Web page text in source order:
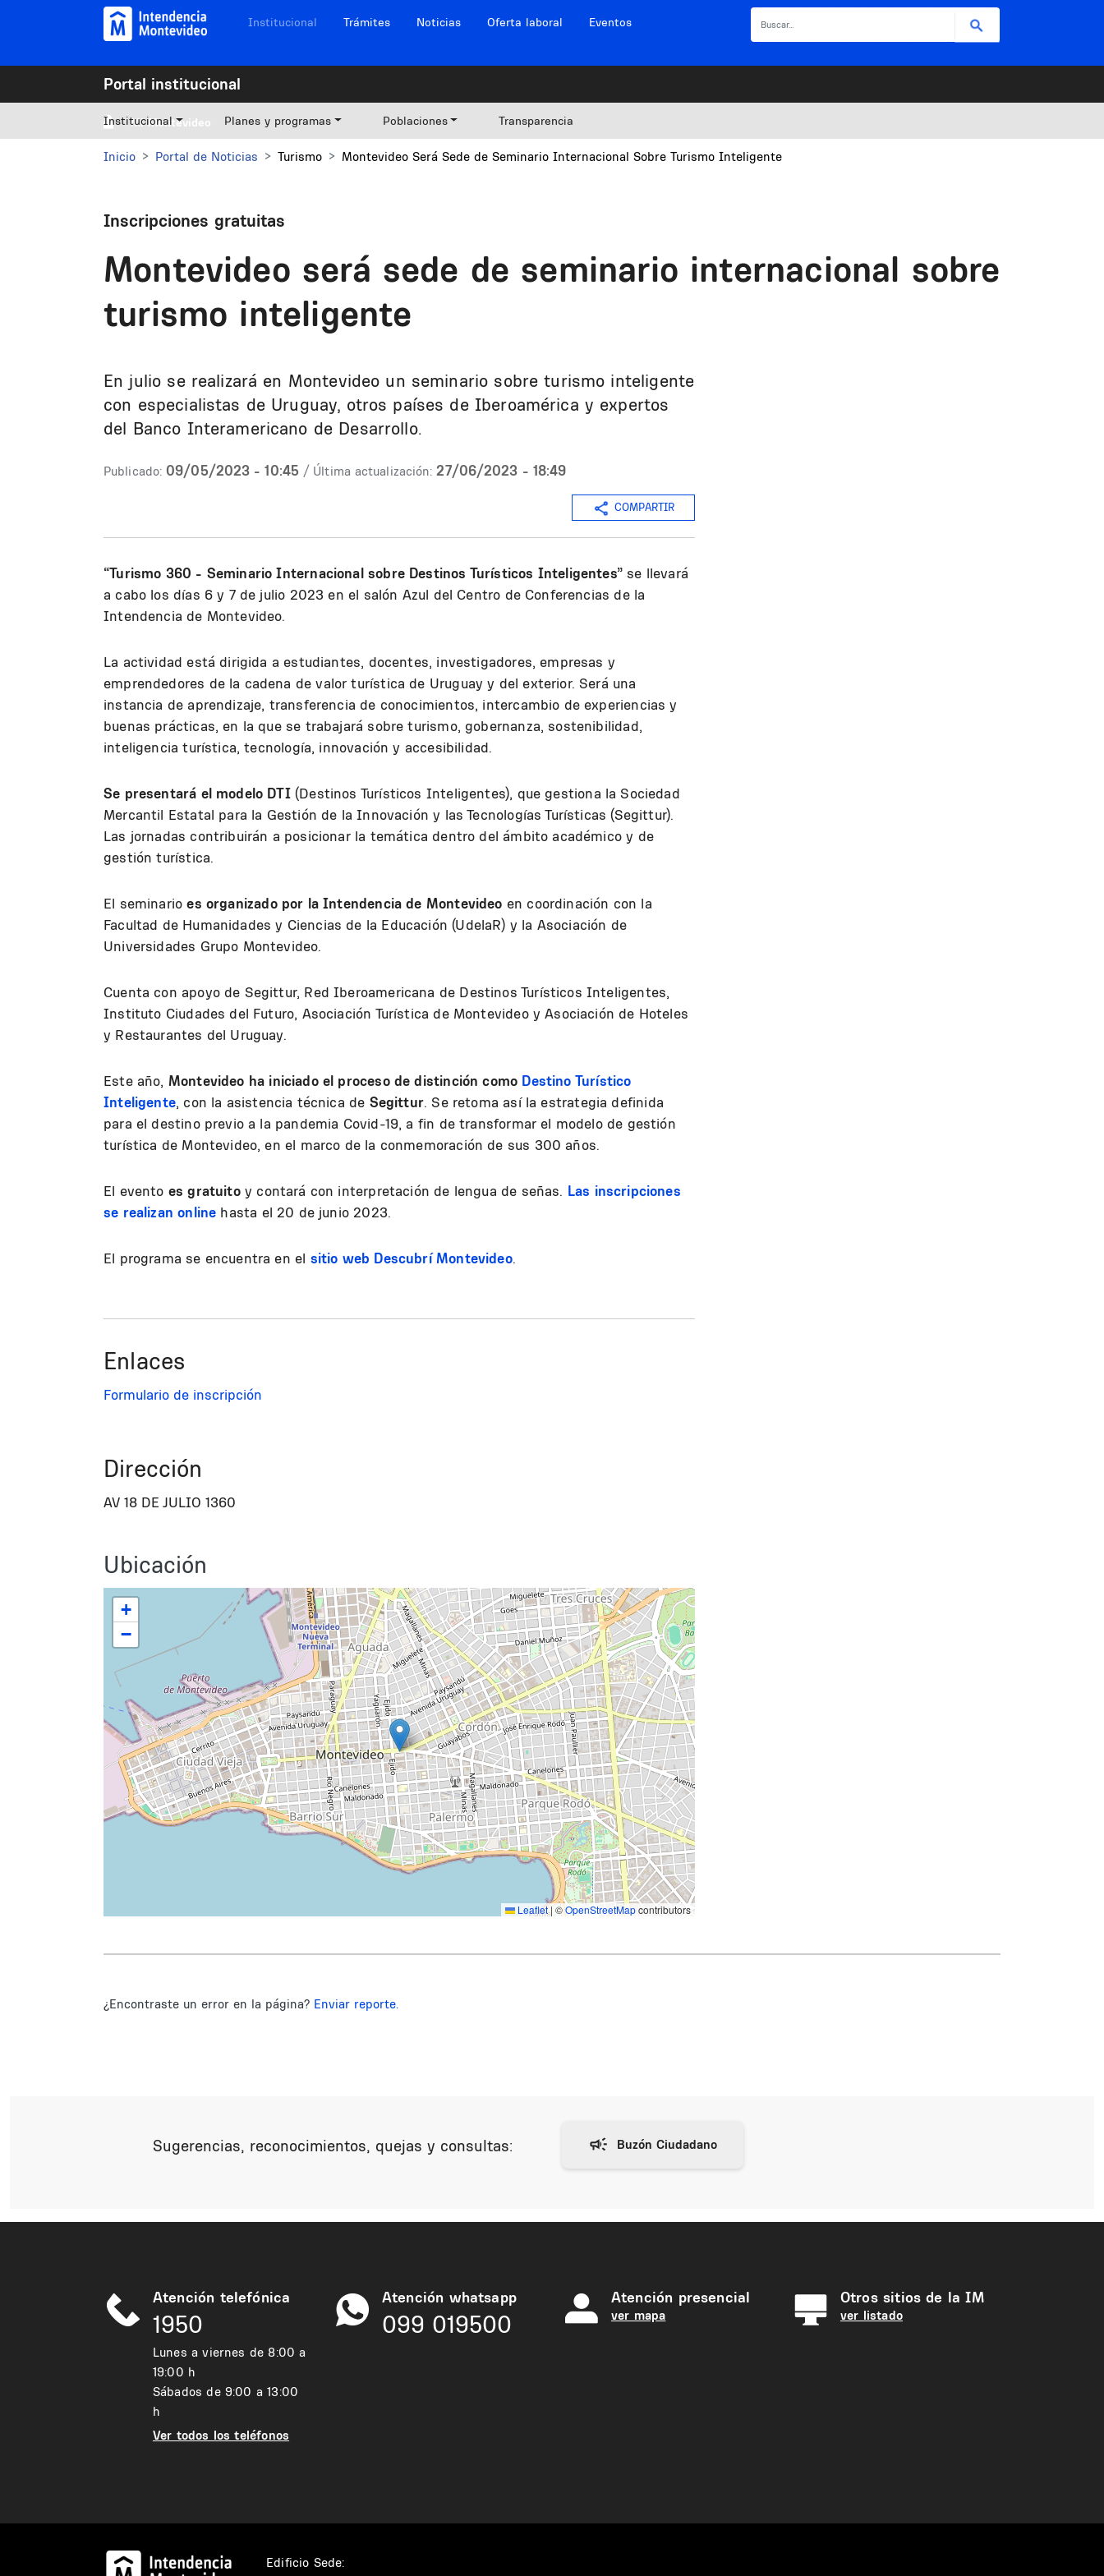
Pasar al contenido principal Navegación sitios
Institucional Trámites Noticias Oferta laboral Eventos
Portal institucional
Mi Montevideo
Institucional Planes y programas Poblaciones Transparencia
Inicio Portal de Noticias Turismo Montevideo Será Sede de Seminario Internacional Sobre Turismo Inteligente
Inscripciones gratuitas
Montevideo será sede de seminario internacional sobre
turismo inteligente
En julio se realizará en Montevideo un seminario sobre turismo inteligente
con especialistas de Uruguay, otros países de Iberoamérica y expertos
del Banco Interamericano de Desarrollo.
Publicado: 09/05/2023 - 10:45 / Última actualización: 27/06/2023 - 18:49
COMPARTIR
“Turismo 360 - Seminario Internacional sobre Destinos Turísticos Inteligentes” se llevará
a cabo los días 6 y 7 de julio 2023 en el salón Azul del Centro de Conferencias de la
Intendencia de Montevideo.
La actividad está dirigida a estudiantes, docentes, investigadores, empresas y
emprendedores de la cadena de valor turística de Uruguay y del exterior. Será una
instancia de aprendizaje, transferencia de conocimientos, intercambio de experiencias y
buenas prácticas, en la que se trabajará sobre turismo, gobernanza, sostenibilidad,
inteligencia turística, tecnología, innovación y accesibilidad.
Se presentará el modelo DTI(Destinos Turísticos Inteligentes), que gestiona la Sociedad
Mercantil Estatal para la Gestión de la Innovación y las Tecnologías Turísticas (Segittur).
Las jornadas contribuirán a posicionar la temática dentro del ámbito académico y de
gestión turística.
El seminarioes organizado por la Intendencia de Montevideo en coordinación con la
Facultad de Humanidades y Ciencias de la Educación (UdelaR) y la Asociación de
Universidades Grupo Montevideo.
Cuenta con apoyo de Segittur, Red Iberoamericana de Destinos Turísticos Inteligentes,
Instituto Ciudades del Futuro, Asociación Turística de Montevideo y Asociación de Hoteles
y Restaurantes del Uruguay.
Este año, Montevideo ha iniciado el proceso de distinción como Destino Turístico
Inteligente, con la asistencia técnica de Segittur. Se retoma así la estrategia definida
para el destino previo a la pandemia Covid-19, a fin de transformar el modelo de gestión
turística de Montevideo, en el marco de la conmemoración de sus 300 años.
El evento es gratuitoy contará con interpretación de lengua de señas. Las inscripciones
se realizan online hasta el 20 de junio 2023.
El programa se encuentra en el sitio web Descubrí Montevideo.
Enlaces
Formulario de inscripción
Dirección
AV 18 DE JULIO 1360
Ubicación
+
−
Leaflet | ©OpenStreetMapcontributors
¿Encontraste un error en la página? Enviar reporte.
Sugerencias, reconocimientos, quejas y consultas:
Atención telefónica
1950
Lunes a viernes de 8:00 a
19:00 h
Sábados de 9:00 a 13:00
h
Ver todos los teléfonos
Atención whatsapp
099 019500
Atención presencial
ver mapa
Otros sitios de la IM
ver listado
Edificio Sede: